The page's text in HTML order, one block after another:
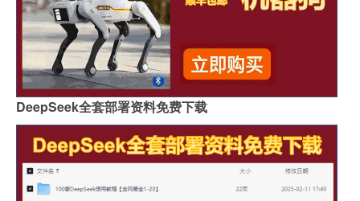
DeepSeek全套部署资料免费下载